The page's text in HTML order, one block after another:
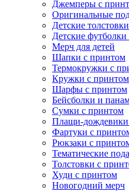
Джемперы с
Оригинальные
Детские
Детские
Мерч для детей
Шапки с принтом
Термокружки с
Кружки с принтом
Шарфы с принтом
Бейсболки и
Сумки с принтом
Плащи-
Фартуки с
Рюкзаки с
Тематические
Толстовки с
Худи с принтом
Новогодний мерч